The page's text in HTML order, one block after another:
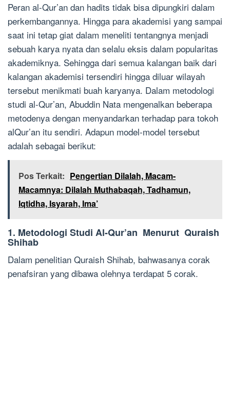
Peran al-Qur’an dan hadits tidak bisa dipungkiri dalam
perkembangannya. Hingga para akademisi yang sampai
saat ini tetap giat dalam meneliti tentangnya menjadi
sebuah karya nyata dan selalu eksis dalam popularitas
akademiknya. Sehingga dari semua kalangan baik dari
kalangan akademisi tersendiri hingga diluar wilayah
tersebut menikmati buah karyanya. Dalam metodologi
studi al-Qur’an, Abuddin Nata mengenalkan beberapa
metodenya dengan menyandarkan terhadap para tokoh
alQur’an itu sendiri. Adapun model-model tersebut
adalah sebagai berikut:
Pos Terkait: Pengertian Dilalah, Macam-
Macamnya: Dilalah Muthabaqah, Tadhamun,
Iqtidha, Isyarah, Ima’
1. Metodologi Studi Al-Qur’an Menurut Quraish
Shihab
Dalam penelitian Quraish Shihab, bahwasanya corak
penafsiran yang dibawa olehnya terdapat 5 corak.